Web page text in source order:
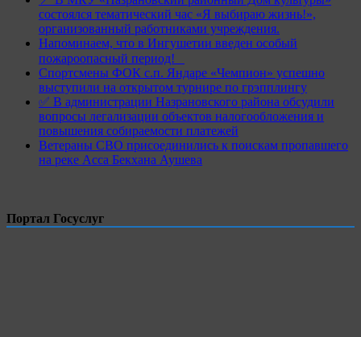
состоялся тематический час «Я выбираю жизнь!»,
организованный работниками учреждения.
Напоминаем, что в Ингушетии введен особый
пожароопасный период!⁣⁣⠀
Спортсмены ФОК с.п. Яндаре «Чемпион» успешно
выступили на открытом турнире по грэпплингу
✅ В администрации Назрановского района обсудили
вопросы легализации объектов налогообложения и
повышения собираемости платежей
Ветераны СВО присоединились к поискам пропавшего
на реке Асса Бекхана Аушева
Портал Госуслуг